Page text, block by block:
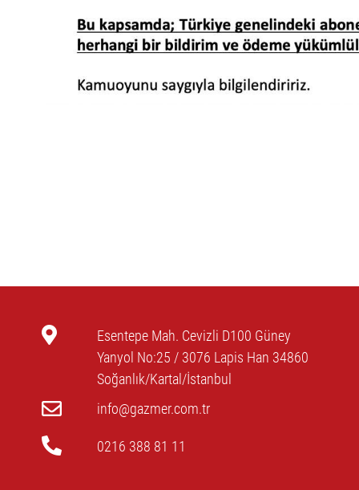
Esentepe Mah. Cevizli D100 Güney
Yanyol No:25 / 3076 Lapis Han 34860
Soğanlık/Kartal/İstanbul
info@gazmer.com.tr
0216 388 81 11